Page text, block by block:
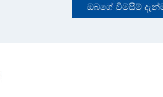
ඔබගේ විමසීම්